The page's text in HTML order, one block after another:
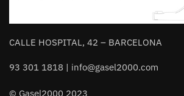
CALLE HOSPITAL, 42 – BARCELONA
93 301 1818 | info@gasel2000.com
© Gasel2000 2023